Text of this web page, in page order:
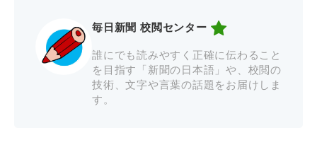
毎日新聞 校閲センター
誰にでも読みやすく正確に伝わること
を目指す「新聞の日本語」や、校閲の
技術、文字や言葉の話題をお届けしま
す。